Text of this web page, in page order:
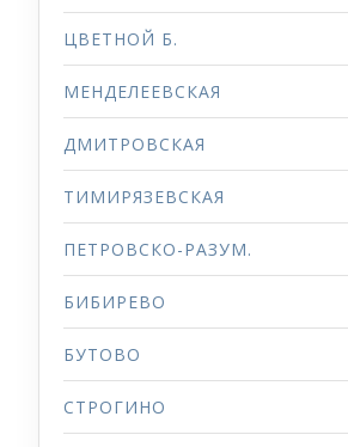
ЦВЕТНОЙ Б.
МЕНДЕЛЕЕВСКАЯ
ДМИТРОВСКАЯ
ТИМИРЯЗЕВСКАЯ
ПЕТРОВСКО-РАЗУМ.
БИБИРЕВО
БУТОВО
СТРОГИНО